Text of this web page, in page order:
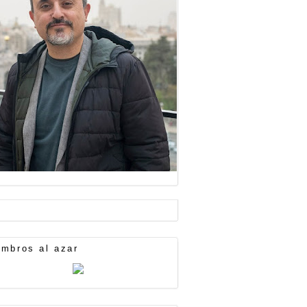
al azar